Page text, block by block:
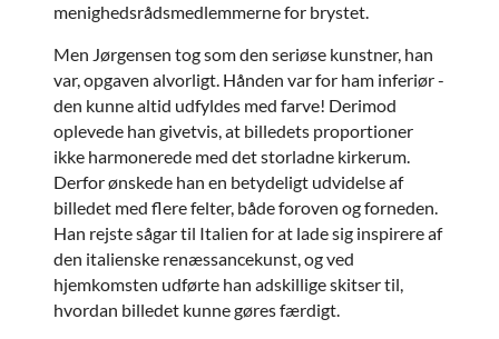
menighedsrådsmedlemmerne for brystet.
Men Jørgensen tog som den seriøse kunstner, han
var, opgaven alvorligt. Hånden var for ham inferiør -
den kunne altid udfyldes med farve! Derimod
oplevede han givetvis, at billedets proportioner
ikke harmonerede med det storladne kirkerum.
Derfor ønskede han en betydeligt udvidelse af
billedet med flere felter, både foroven og forneden.
Han rejste sågar til Italien for at lade sig inspirere af
den italienske renæssancekunst, og ved
hjemkomsten udførte han adskillige skitser til,
hvordan billedet kunne gøres færdigt.